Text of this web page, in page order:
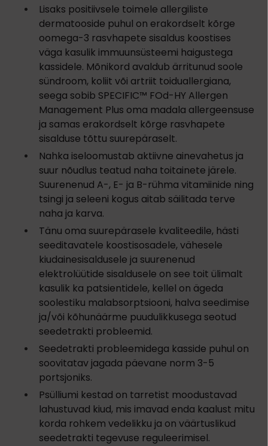
Lisaks positiivsele toimele allergiliste
dermatooside puhul on erakordselt kõrge
oomega-3 rasvhapete sisaldus koostises
väga kasulik immuunsüsteemi haigustega
kassidele. Mõnikord avaldub ärritunud soole
sündroom, koliit või artriit toiduallergiana,
seega sobib SPECIFIC™ FOd-HY Allergen
Management Plus oma madala allergeensuse
ja samas erakordselt kõrge rasvhapete
sisalduse tõttu suurepäraselt.
Nahka iseloomustab aktiivne ainevahetus ja
suur nõudlus teatud naha toitainete järele.
Suurenenud A-, E- ja B-rühma vitamiinide ning
tsingi ja seleeni kogus aitab säilitada terve
naha ja karva.
Tänu oma suurepärasele kvaliteedile, hästi
seeditavatele koostisosadele, vähesele
kiudainesisaldusele ja suurenenud
elektrolüütide sisaldusele on see toit ülimalt
kasulik ka patsientidele, kellel on ägeda
soolestiku malabsorptsiooni, halva seedimise
ja/või kõhunäärme puudulikkusega seotud
seedetrakti probleemid.
Seedetrakti probleemidega kasside puhul on
soovitatav jagada päevane norm 3-5
portsjoniks.
Psülliumi kestad on tarretist moodustavad
lahustuvad kiud, mis imavad enda kaalust mitu
korda rohkem vedelikku ja on väärtuslikud
seedetrakti tegevuse reguleerimisel.